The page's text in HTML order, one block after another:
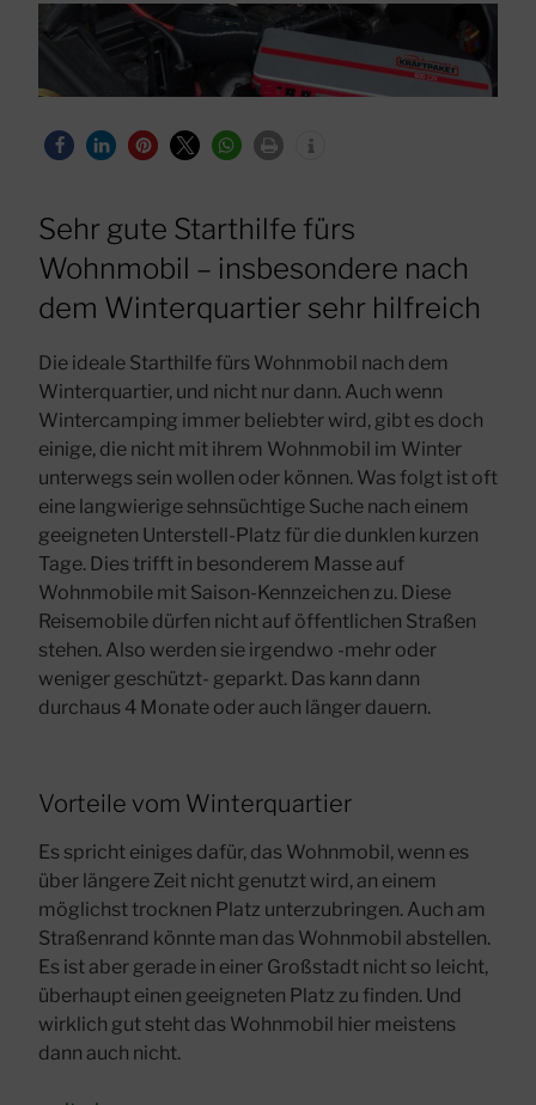
Sehr gute Starthilfe fürs
Wohnmobil – insbesondere nach
dem Winterquartier sehr hilfreich
Die ideale Starthilfe fürs Wohnmobil nach dem
Winterquartier, und nicht nur dann. Auch wenn
Wintercamping immer beliebter wird, gibt es doch
einige, die nicht mit ihrem Wohnmobil im Winter
unterwegs sein wollen oder können. Was folgt ist oft
eine langwierige sehnsüchtige Suche nach einem
geeigneten Unterstell-Platz für die dunklen kurzen
Tage. Dies trifft in besonderem Masse auf
Wohnmobile mit Saison-Kennzeichen zu. Diese
Reisemobile dürfen nicht auf öffentlichen Straßen
stehen. Also werden sie irgendwo -mehr oder
weniger geschützt- geparkt. Das kann dann
durchaus 4 Monate oder auch länger dauern.
Vorteile vom Winterquartier
Es spricht einiges dafür, das Wohnmobil, wenn es
über längere Zeit nicht genutzt wird, an einem
möglichst trocknen Platz unterzubringen. Auch am
Straßenrand könnte man das Wohnmobil abstellen.
Es ist aber gerade in einer Großstadt nicht so leicht,
überhaupt einen geeigneten Platz zu finden. Und
wirklich gut steht das Wohnmobil hier meistens
dann auch nicht.